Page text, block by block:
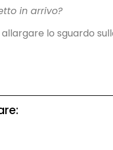
in arrivo?
lo sguardo